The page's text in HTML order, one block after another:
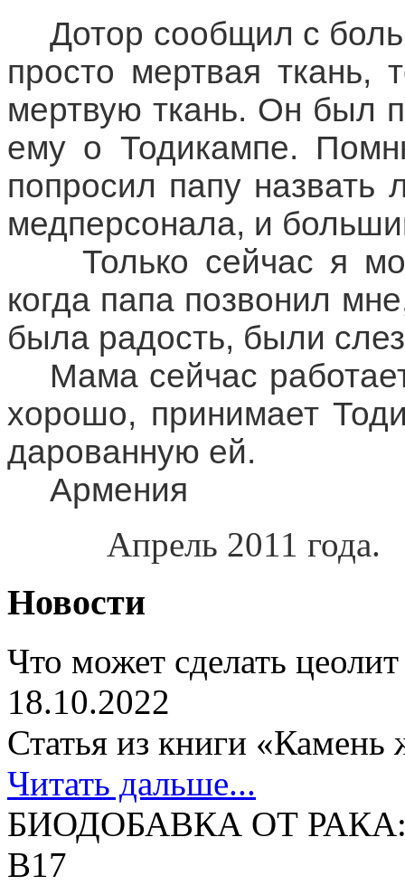
Дотор сообщил с
просто мертвая
мертвую ткань. Он был
ему о Тодикампе.
попросил папу назвать
медперсонала, и
Только сейчас я
когда папа позвонил
была радость, были
Мама сейчас
хорошо, принимает
дарованную ей.
Армения
Апрель 2011 года.
Новости
Что может сделать
18.10.2022
Статья из книги
Читать дальше...
БИОДОБАВКА ОТ
В17